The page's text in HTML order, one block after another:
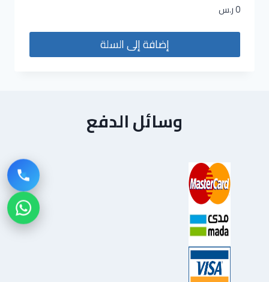
0ر.س
إضافة إلى السلة
وسائل الدفع